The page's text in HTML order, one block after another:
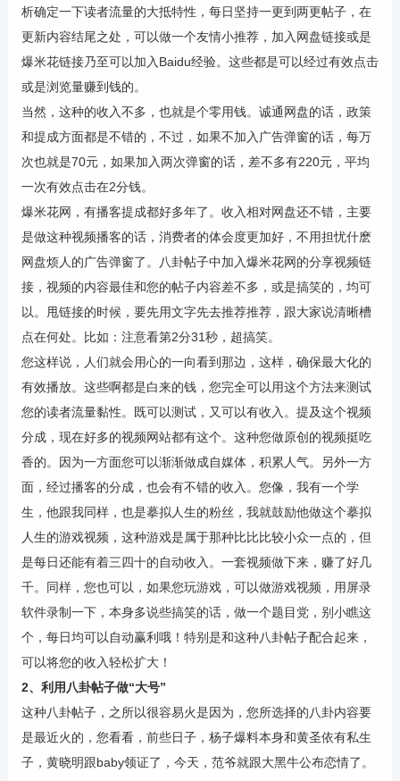
析确定一下读者流量的大抵特性，每日坚持一更到两更帖子，在
更新内容结尾之处，可以做一个友情小推荐，加入网盘链接或是
爆米花链接乃至可以加入Baidu经验。这些都是可以经过有效点击
或是浏览量赚到钱的。
当然，这种的收入不多，也就是个零用钱。诚通网盘的话，政策
和提成方面都是不错的，不过，如果不加入广告弹窗的话，每万
次也就是70元，如果加入两次弹窗的话，差不多有220元，平均
一次有效点击在2分钱。
爆米花网，有播客提成都好多年了。收入相对网盘还不错，主要
是做这种视频播客的话，消费者的体会度更加好，不用担忧什麽
网盘烦人的广告弹窗了。八卦帖子中加入爆米花网的分享视频链
接，视频的内容最佳和您的帖子内容差不多，或是搞笑的，均可
以。甩链接的时候，要先用文字先去推荐推荐，跟大家说清晰槽
点在何处。比如：注意看第2分31秒，超搞笑。
您这样说，人们就会用心的一向看到那边，这样，确保最大化的
有效播放。这些啊都是白来的钱，您完全可以用这个方法来测试
您的读者流量黏性。既可以测试，又可以有收入。提及这个视频
分成，现在好多的视频网站都有这个。这种您做原创的视频挺吃
香的。因为一方面您可以渐渐做成自媒体，积累人气。另外一方
面，经过播客的分成，也会有不错的收入。您像，我有一个学
生，他跟我同样，也是摹拟人生的粉丝，我就鼓励他做这个摹拟
人生的游戏视频，这种游戏是属于那种比比比较小众一点的，但
是每日还能有着三四十的自动收入。一套视频做下来，赚了好几
千。同样，您也可以，如果您玩游戏，可以做游戏视频，用屏录
软件录制一下，本身多说些搞笑的话，做一个题目党，别小瞧这
个，每日均可以自动赢利哦！特别是和这种八卦帖子配合起来，
可以将您的收入轻松扩大！
2、利用八卦帖子做“大号”
这种八卦帖子，之所以很容易火是因为，您所选择的八卦内容要
是最近火的，您看看，前些日子，杨子爆料本身和黄圣依有私生
子，黄晓明跟baby领证了，今天，范爷就跟大黑牛公布恋情了。